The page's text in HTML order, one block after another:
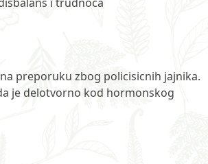
preporuku zbog policisicnih jajnika.
je delotvorno kod hormonskog